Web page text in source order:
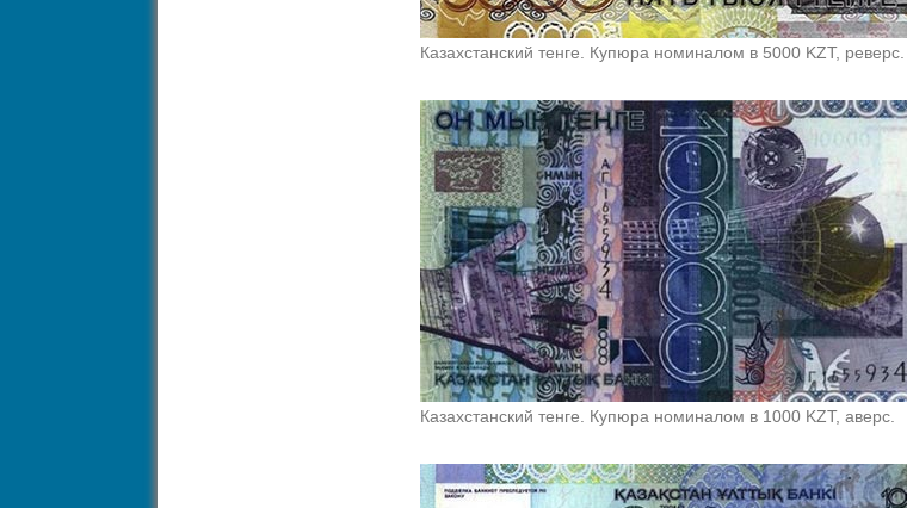
Казахстанский тенге. Купюра номиналом в 5000 KZT, реверс.
Казахстанский тенге. Купюра номиналом в 1000 KZT, аверс.